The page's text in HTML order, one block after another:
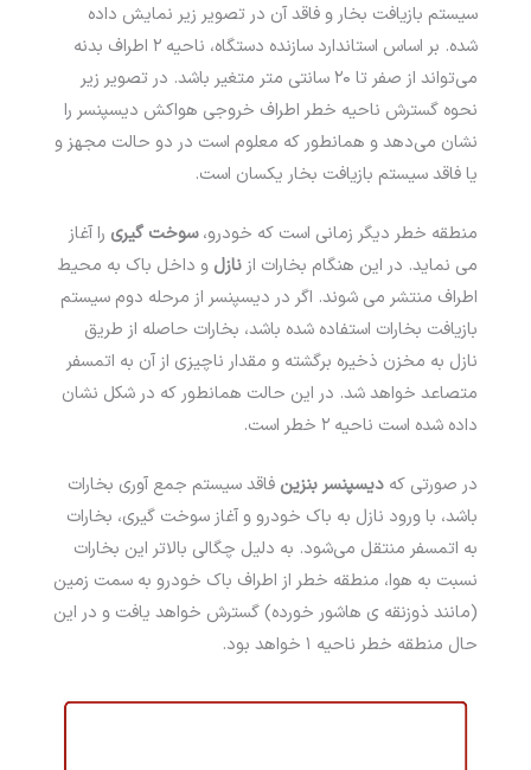
سیستم بازیافت بخار و فاقد آن در تصویر زیر نمایش داده
شده. بر اساس استاندارد سازنده دستگاه، ناحیه ۲ اطراف بدنه
می‌­تواند از صفر تا ۲۰ سانتی متر متغیر باشد. در تصویر زیر
نحوه گسترش ناحیه خطر اطراف خروجی هواکش دیسپنسر را
نشان می‌­دهد و همانطور که معلوم است در دو حالت مجهز و
یا فاقد سیستم بازیافت بخار یکسان است.
منطقه خطر دیگر زمانی است که خودرو،سوخت گیریرا آغاز
می نماید. در این هنگام بخارات ازنازلو داخل باک به محیط
اطراف منتشر می­ شوند. اگر در دیسپنسر از مرحله دوم سیستم
بازیافت بخارات استفاده شده باشد، بخارات حاصله از طریق
نازل به مخزن ذخیره برگشته و مقدار ناچیزی از آن به اتمسفر
متصاعد خواهد شد. در این حالت همانطور که در شکل نشان
داده شده است ناحیه ۲ خطر است.
در صورتی کهدیسپنسر بنزینفاقد سیستم جمع آوری بخارات
باشد، با ورود نازل به باک خودرو و آغاز سوخت گیری، بخارات
به اتمسفر منتقل می­‌شود. به دلیل چگالی بالاتر این بخارات
نسبت به هوا، منطقه خطر از اطراف باک خودرو به سمت زمین
(مانند ذوزنقه ی هاشور خورده) گسترش خواهد یافت و در این
حال منطقه خطر ناحیه ۱ خواهد بود.